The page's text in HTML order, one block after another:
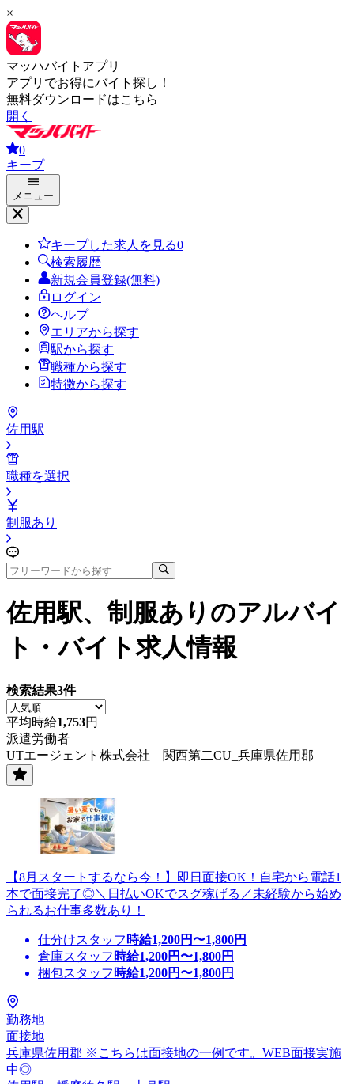
×
マッハバイトアプリ
アプリでお得にバイト探し！
無料ダウンロードはこちら
開く
0
キープ
メニュー
キープした求人を見る0
検索履歴
新規会員登録(無料)
ログイン
ヘルプ
エリアから探す
駅から探す
職種から探す
特徴から探す
佐用駅
職種を選択
制服あり
佐用駅、制服あり のアルバイ
ト・バイト求人情報
検索結果3件
平均時給1,753円
派遣労働者
UTエージェント株式会社 関西第二CU_兵庫県佐用郡
【8月スタートするなら今！】即日面接OK！自宅から電話1
本で面接完了◎＼日払いOKでスグ稼げる／未経験から始め
られるお仕事多数あり！
仕分けスタッフ 時給1,200円〜1,800円
倉庫スタッフ 時給1,200円〜1,800円
梱包スタッフ 時給1,200円〜1,800円
勤務地
面接地
兵庫県佐用郡 ※こちらは面接地の一例です。WEB面接実施
中◎